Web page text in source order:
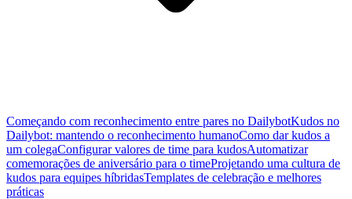
Começando com reconhecimento entre pares no DailybotKudos no
Dailybot: mantendo o reconhecimento humanoComo dar kudos a
um colegaConfigurar valores de time para kudosAutomatizar
comemorações de aniversário para o timeProjetando uma cultura de
kudos para equipes híbridasTemplates de celebração e melhores
práticas